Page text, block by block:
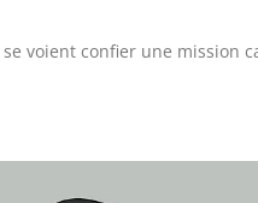
se voient confier une mission